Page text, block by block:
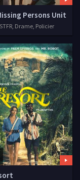
Persons Unit
Drame, Policier